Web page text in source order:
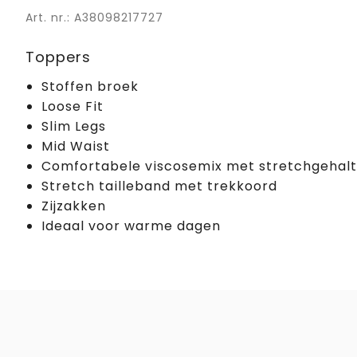
Art. nr.: A38098217727
Toppers
Stoffen broek
Loose Fit
Slim Legs
Mid Waist
Comfortabele viscosemix met
Stretch tailleband met trekkoord
Zijzakken
Ideaal voor warme dagen